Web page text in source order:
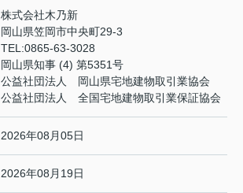
株式会社木乃新
岡山県笠岡市中央町29-3
TEL:0865-63-3028
岡山県知事 (4) 第5351号
公益社団法人 岡山県宅地建物取引業協会
公益社団法人 全国宅地建物取引業保証協会
2026年08月05日
2026年08月19日